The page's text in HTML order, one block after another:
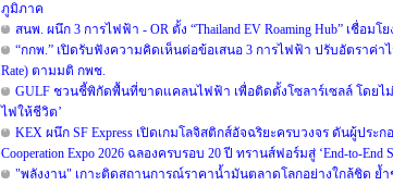
ภูมิภาค
สนพ. ผนึก 3 การไฟฟ้า - OR ตั้ง “Thailand EV Roaming Hub” เชื่อม
“กกพ.” เปิดรับฟังความคิดเห็นต่อข้อเสนอ 3 การไฟฟ้า ปรับอัตราค่
Rate) ตามมติ กพช.
GULF ชวนชี้พิกัดพื้นที่ขาดแคลนไฟฟ้า เพื่อติดตั้งโซลาร์เซลล์ โดยไม่
ไฟให้ชีวิต’
KEX ผนึก SF Express เปิดเกมโลจิสติกส์อัจฉริยะครบวงจร ดันผู้ประ
Cooperation Expo 2026 ฉลองครบรอบ 20 ปี ทรานส์ฟอร์มสู่ ‘End-to-End
"พลังงาน" เกาะติดสถานการณ์ราคาน้ำมันตลาดโลกอย่างใกล้ชิด ย้